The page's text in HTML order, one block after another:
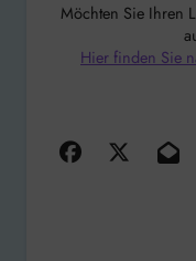
Möchten Sie Ihren
Hier finden Sie